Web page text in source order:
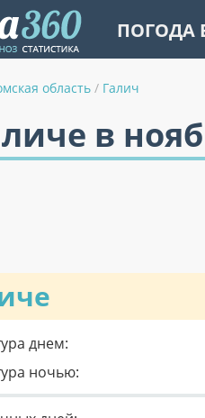
ПОГОДА
область / Галич
в
днем:
ночью: